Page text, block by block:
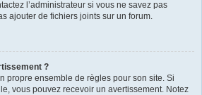
l’administrateur si vous ne savez pas
ajouter de fichiers joints sur un forum.
?
propre ensemble de règles pour son site. Si
vous pouvez recevoir un avertissement. Notez